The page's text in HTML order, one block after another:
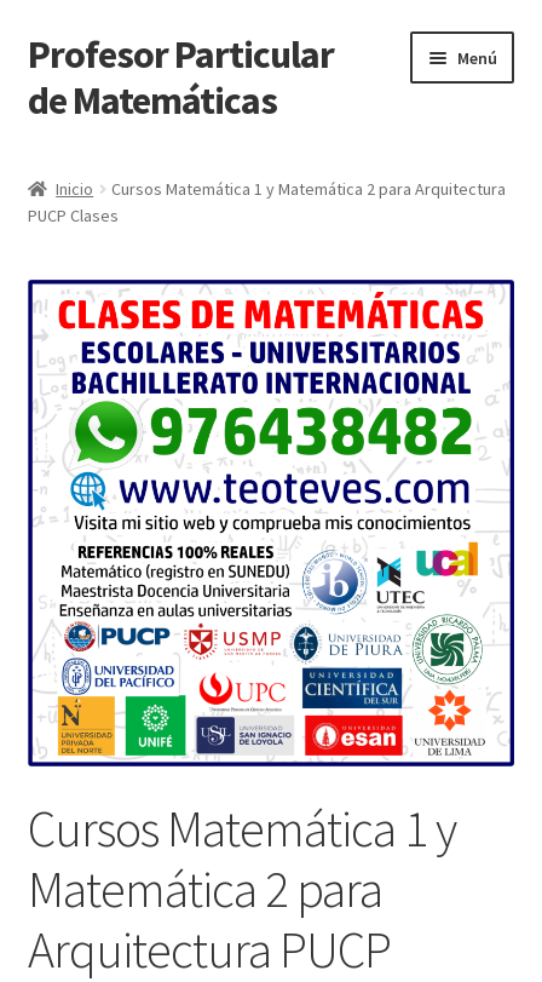
Ir
a
la
Ir
al
contenido
Profesor Particular
de Matemáticas
Menú
Tienda de Matemáticas 100% GRATIS
Inicio
Cursos Matemática 1 y Matemática 2 para Arquitectura
PUCP Clases
Cursos Matemática 1 y
Matemática 2 para
Arquitectura PUCP